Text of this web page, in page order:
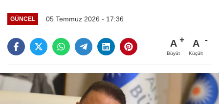
GÜNCEL 05 Temmuz 2026 - 17:36
A
Büyüt
A
Küçült